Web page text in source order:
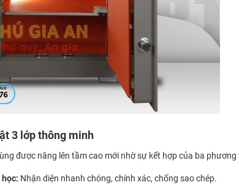
3 lớp thông minh
được nâng lên tầm cao mới nhờ sự kết hợp của ba
Nhận diện nhanh chóng, chính xác, chống sao chép.